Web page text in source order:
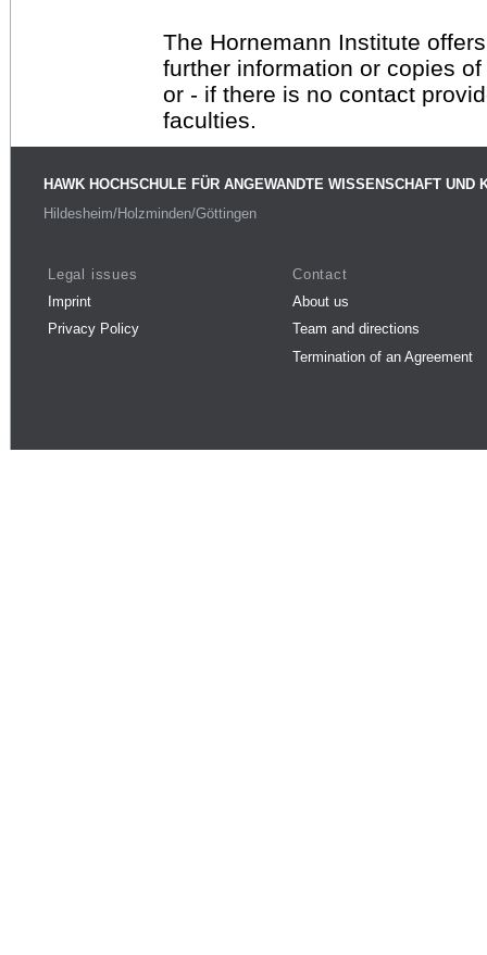
The Hornemann Institute
further information or copies
or - if there is no contact
faculties.
HAWK HOCHSCHULE FÜR ANGEWANDTE WISSENSCHAFT UND
Hildesheim/Holzminden/Göttingen
Legal issues
Imprint
Privacy Policy
Contact
About us
Team and directions
Termination of an Agreement